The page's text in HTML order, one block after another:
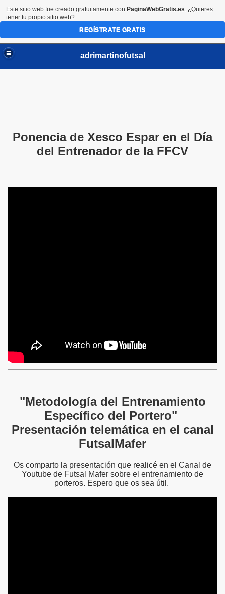
adrimartinofutsal
Ponencia de Xesco Espar en el Día
del Entrenador de la FFCV
"Metodología del Entrenamiento
Específico del Portero"
Presentación telemática en el canal
FutsalMafer
Os comparto la presentación que realicé en el Canal de
Youtube de Futsal Mafer sobre el entrenamiento de
porteros. Espero que os sea útil.
Vamar
Este sitio web fue creado gratuitamente con PaginaWebGratis.es. ¿Quieres
tener tu propio sitio web?
REGÍSTRATE GRATIS